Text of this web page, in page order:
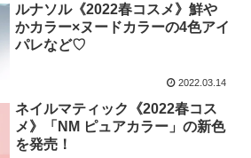
ルナソル《2022春コスメ》鮮や
かカラー×ヌードカラーの4色アイ
パレなど♡
2022.03.14
ネイルマティック《2022春コス
メ》「NM ピュアカラー」の新色
を発売！